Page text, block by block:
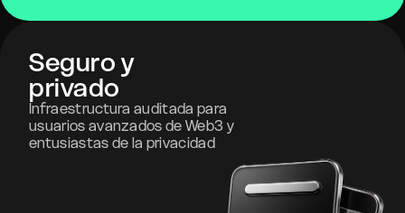
Seguro y
privado
Infraestructura auditada para
usuarios avanzados de Web3 y
entusiastas de la privacidad